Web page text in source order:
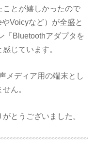
ことが嬉しかったので
Voicyなど）が全盛と
「Bluetoothアダプタを
じています。
メディア用の端末とし
ん。
とうございました。